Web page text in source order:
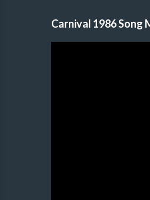
Carnival 1986